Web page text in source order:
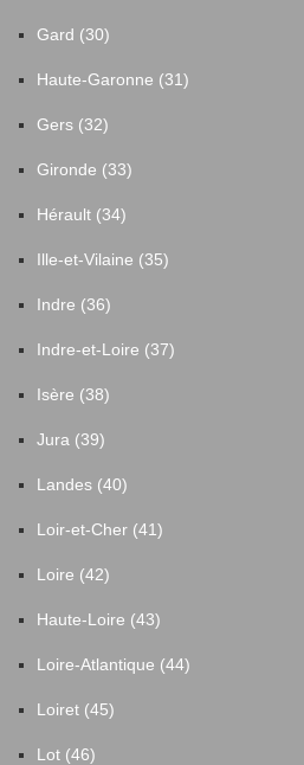
Gard (30)
Haute-Garonne (31)
Gers (32)
Gironde (33)
Hérault (34)
Ille-et-Vilaine (35)
Indre (36)
Indre-et-Loire (37)
Isère (38)
Jura (39)
Landes (40)
Loir-et-Cher (41)
Loire (42)
Haute-Loire (43)
Loire-Atlantique (44)
Loiret (45)
Lot (46)